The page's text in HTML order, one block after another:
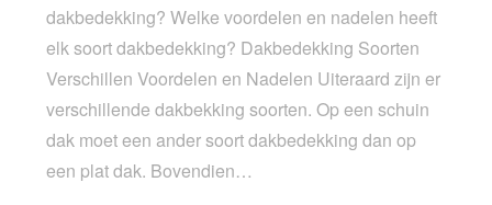
dakbedekking? Welke voordelen en nadelen heeft
elk soort dakbedekking? Dakbedekking Soorten
Verschillen Voordelen en Nadelen Uiteraard zijn er
verschillende dakbekking soorten. Op een schuin
dak moet een ander soort dakbedekking dan op
een plat dak. Bovendien…